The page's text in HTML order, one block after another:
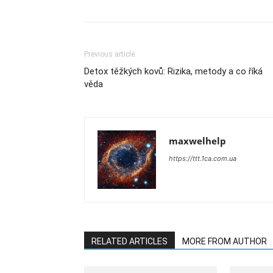
Previous article
Detox těžkých kovů: Rizika, metody a co říká
věda
maxwelhelp
https://ttt.1ca.com.ua
RELATED ARTICLES MORE FROM AUTHOR